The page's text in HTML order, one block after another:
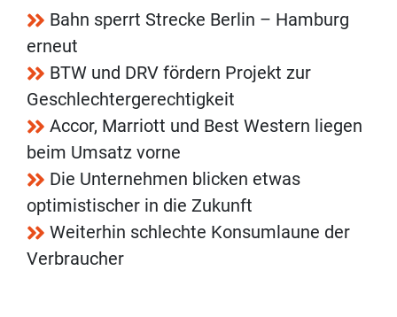
Bahn sperrt Strecke Berlin – Hamburg
erneut
BTW und DRV fördern Projekt zur
Geschlechtergerechtigkeit
Accor, Marriott und Best Western liegen
beim Umsatz vorne
Die Unternehmen blicken etwas
optimistischer in die Zukunft
Weiterhin schlechte Konsumlaune der
Verbraucher